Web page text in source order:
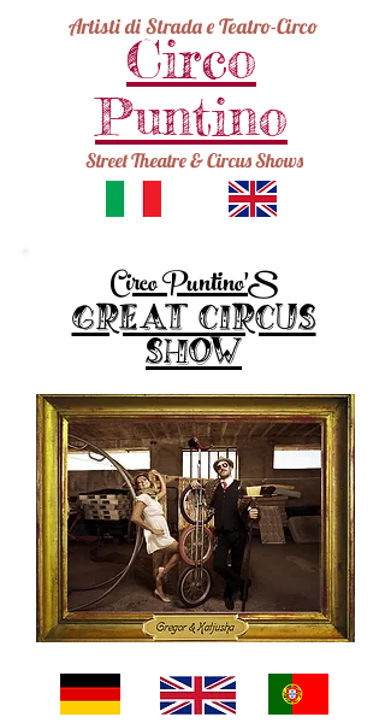
Artisti di Strada e Teatro-Circo
Circo
Puntino
Street Theatre & Circus Shows
Circo Puntino'S
Great Circus
Show